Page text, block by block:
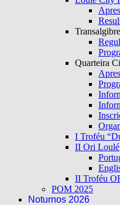
Quarteira
I Troféu
II Ori Loulé
II Troféu
POM 2025
Noturnos 2026